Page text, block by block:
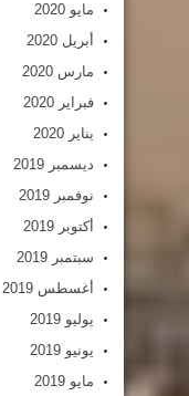
مايو 2020
أبريل 2020
مارس 2020
فبراير 2020
يناير 2020
ديسمبر 2019
نوفمبر 2019
أكتوبر 2019
سبتمبر 2019
أغسطس 2019
يوليو 2019
يونيو 2019
مايو 2019